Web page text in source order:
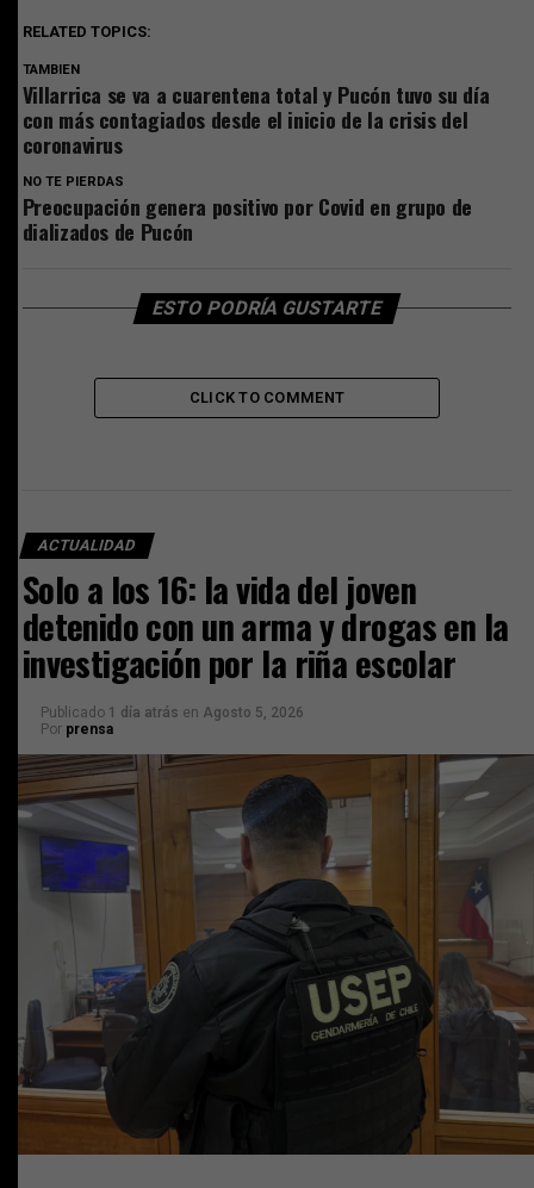
RELATED TOPICS:
TAMBIEN
Villarrica se va a cuarentena total y Pucón tuvo su día
con más contagiados desde el inicio de la crisis del
coronavirus
NO TE PIERDAS
Preocupación genera positivo por Covid en grupo de
dializados de Pucón
ESTO PODRÍA GUSTARTE
CLICK TO COMMENT
ACTUALIDAD
Solo a los 16: la vida del joven
detenido con un arma y drogas en la
investigación por la riña escolar
Publicado 1 día atrás en Agosto 5, 2026
Por prensa